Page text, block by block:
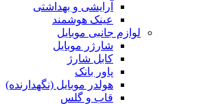
آرایشی و بهداشتی
عینک هوشمند
لوازم جانبی موبایل
شارژر موبایل
کابل شارژ
پاور بانک
هولدر موبایل (نگهدارنده)
قاب و گلس